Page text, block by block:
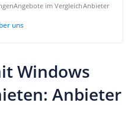
Angebote im VergleichAnbieter
uns
Windows
Anbieter